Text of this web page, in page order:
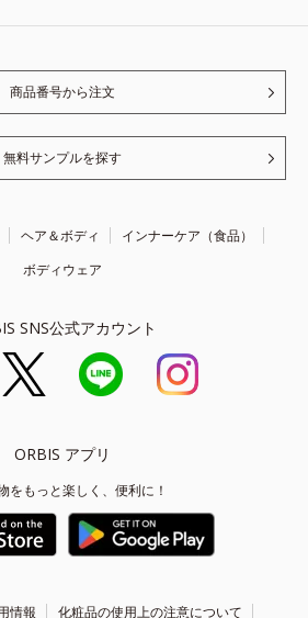
商品番号から注文
無料サンプルを探す
ヘア＆ボディ
インナーケア（食品）
ボディウェア
SNS公式アカウント
ORBIS アプリ
をもっと楽しく、便利に！
情報 化粧品の使用上の注意について